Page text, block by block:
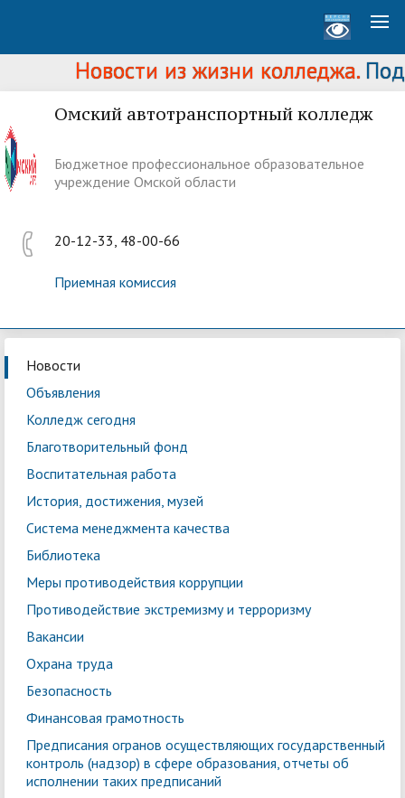
Новости из жизни колледжа.
Омский автотранспортный колледж
Бюджетное профессиональное образовательное
учреждение Омской области
20-12-33, 48-00-66
Приемная комиссия
Новости
Объявления
Колледж сегодня
Благотворительный фонд
Воспитательная работа
История, достижения, музей
Система менеджмента качества
Библиотека
Меры противодействия коррупции
Противодействие экстремизму и терроризму
Вакансии
Охрана труда
Безопасность
Финансовая грамотность
Предписания огранов осуществляющих государственный
контроль (надзор) в сфере образования, отчеты об
исполнении таких предписаний